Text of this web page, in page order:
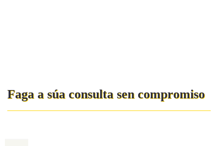
Faga a súa consulta sen compromiso